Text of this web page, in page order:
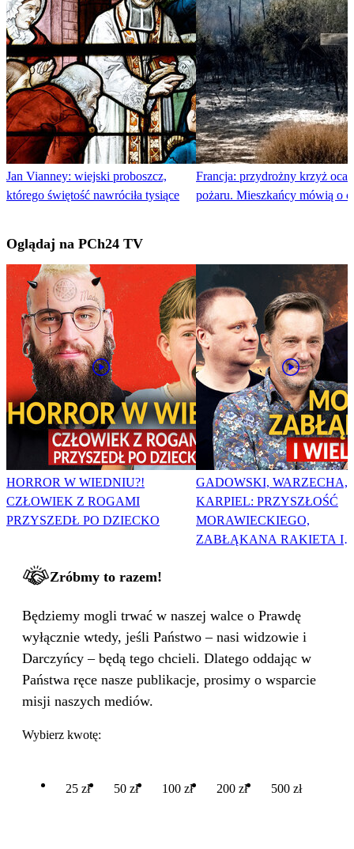
Jan Vianney: wiejski proboszcz,
którego świętość nawróciła tysiące
Francja: przydrożny krzyż
pożaru. Mieszkańcy mówią o
Oglądaj na PCh24 TV
HORROR W WIEDNIU?!
CZŁOWIEK Z ROGAMI
PRZYSZEDŁ PO DZIECKO
GADOWSKI, WARZECHA,
KARPIEL: PRZYSZŁOŚĆ
MORAWIECKIEGO,
ZABŁĄKANA RAKIETA I
Zróbmy to razem!
Będziemy mogli trwać w naszej walce o Prawdę
wyłącznie wtedy, jeśli Państwo – nasi widzowie i
Darczyńcy – będą tego chcieli. Dlatego oddając w
Państwa ręce nasze publikacje, prosimy o wsparcie
misji naszych mediów.
Wybierz kwotę:
25 zł 50 zł 100 zł 200 zł 500 zł